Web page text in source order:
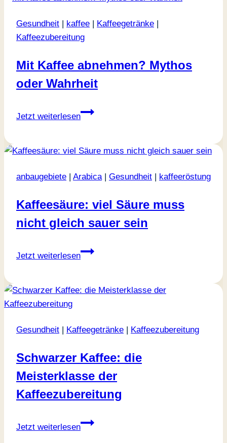
Gesundheit kaffee Kaffeegetränke
Kaffeezubereitung
Mit Kaffee abnehmen? Mythos
oder Wahrheit
Jetzt weiterlesen
Mit
Mythos
Wahrheit
anbaugebiete Arabica| Gesundheit kaffeeröstung
Kaffeesäure: viel Säure muss
nicht gleich sauer sein
Jetzt weiterlesen
Kaffeesäure:
muss
sauer
Gesundheit Kaffeegetränke Kaffeezubereitung
Schwarzer Kaffee: die
Meisterklasse der
Kaffeezubereitung
Jetzt weiterlesen
Schwarzer